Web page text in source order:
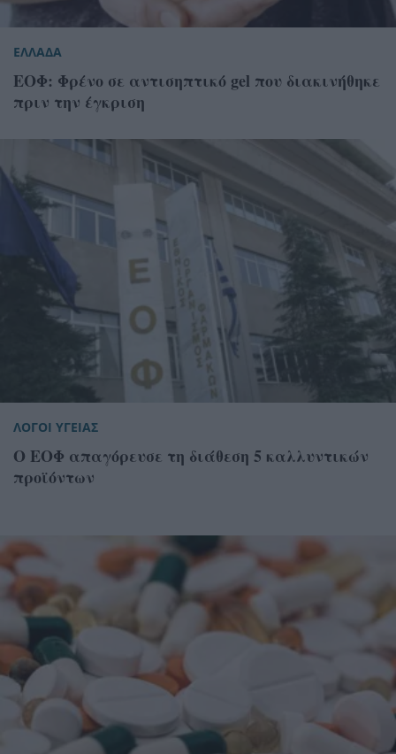
ΕΛΛΑΔΑ
ΕΟΦ: Φρένο σε αντισηπτικό gel που διακινήθηκε
πριν την έγκριση
ΛΟΓΟΙ ΥΓΕΙΑΣ
Ο ΕΟΦ απαγόρευσε τη διάθεση 5 καλλυντικών
προϊόντων